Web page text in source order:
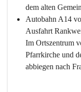
dem alten
Autobahn A14
Ausfahrt
Im Ortszentrum
Pfarrkirche und
abbiegen nach